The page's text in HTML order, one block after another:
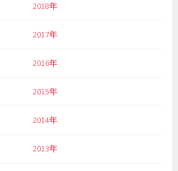
2018年
2017年
2016年
2015年
2014年
2013年